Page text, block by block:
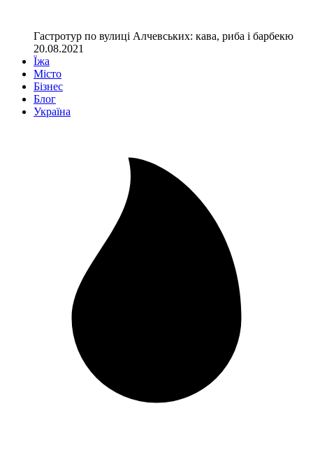
Гастротур по вулиці Алчевських: кава, риба і барбекю
20.08.2021
Їжа
Місто
Бізнес
Блог
Україна